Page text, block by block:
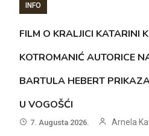
INFO
FILM O KRALJICI KATARINI
KOTROMANIĆ AUTORICE
BARTULA HEBERT
U VOGOŠĆI
7. Augusta 2026. Arnela